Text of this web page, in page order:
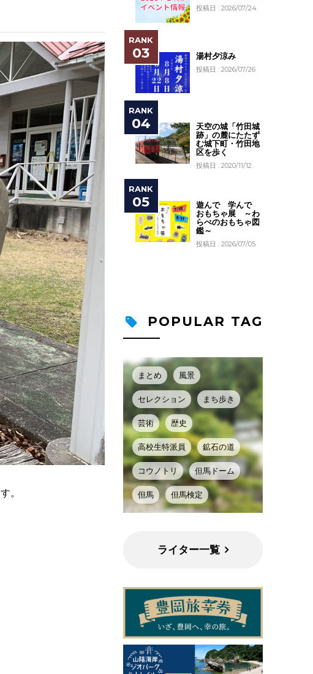
。
投稿日 : 2026/07/24
湯村夕涼み
投稿日 : 2026/07/26
天空の城「竹田城
跡」の麓にたたず
む城下町・竹田地
区を歩く
投稿日 : 2020/11/12
遊んで 学んで
おもちゃ展 ～わ
らべのおもちゃ図
鑑～
投稿日 : 2026/07/05
POPULAR TAG
まとめ 風景
セレクション まち歩き
芸術 歴史
高校生特派員 鉱石の道
コウノトリ 但馬ドーム
但馬 但馬検定
ライター一覧